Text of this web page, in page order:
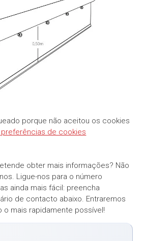
porque não aceitou os cookies
preferências de cookies
obter mais informações? Não
Ligue-nos para o número
ainda mais fácil: preencha
de contacto abaixo. Entraremos
mais rapidamente possível!